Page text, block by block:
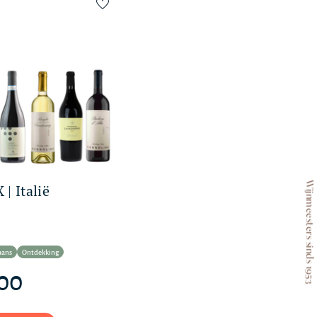
Wijnmeesters sinds 1953
| Italië
Ontdekking